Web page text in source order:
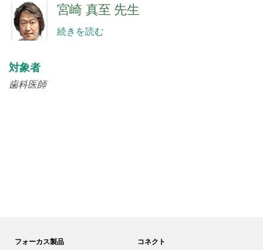
宮崎 真至 先生
続きを読む
対象者
歯科医師
フォーカス製品
コネクト